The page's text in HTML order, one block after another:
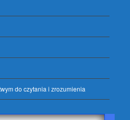
do czytania i zrozumienia